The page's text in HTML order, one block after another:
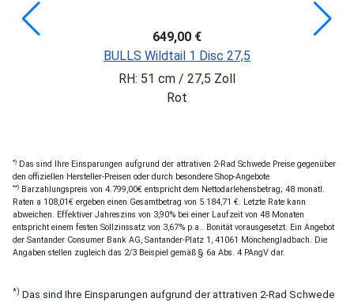
649,00 €
BULLS Wildtail 1 Disc 27,5
RH: 51 cm / 27,5 Zoll
Rot
*) Das sind Ihre Einsparungen aufgrund der attrativen 2-Rad Schwede Preise gegenüber
den offiziellen Hersteller-Preisen oder durch besondere Shop-Angebote
**) Barzahlungspreis von 4.799,00€ entspricht dem Nettodarlehensbetrag; 48 monatl.
Raten a 108,01€ ergeben einen Gesamtbetrag von 5.184,71 €. Letzte Rate kann
abweichen. Effektiver Jahreszins von 3,90% bei einer Laufzeit von 48 Monaten
entspricht einem festen Sollzinssatz von 3,67% p.a.. Bonität vorausgesetzt. Ein Angebot
der Santander Consumer Bank AG, Santander-Platz 1, 41061 Mönchengladbach. Die
Angaben stellen zugleich das 2/3 Beispiel gemäß § 6a Abs. 4 PAngV dar.
*) Das sind Ihre Einsparungen aufgrund der attrativen 2-Rad Schwede